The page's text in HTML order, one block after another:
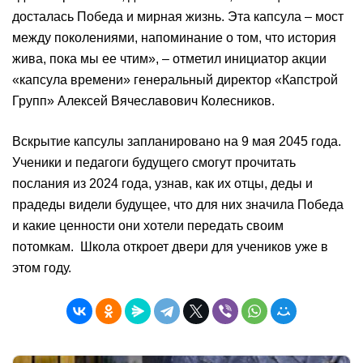
досталась Победа и мирная жизнь. Эта капсула – мост
между поколениями, напоминание о том, что история
жива, пока мы ее чтим», – отметил инициатор акции
«капсула времени» генеральный директор «Капстрой
Групп» Алексей Вячеславович Колесников.
Вскрытие капсулы запланировано на 9 мая 2045 года.
Ученики и педагоги будущего смогут прочитать
послания из 2024 года, узнав, как их отцы, деды и
прадеды видели будущее, что для них значила Победа
и какие ценности они хотели передать своим
потомкам. Школа откроет двери для учеников уже в
этом году.